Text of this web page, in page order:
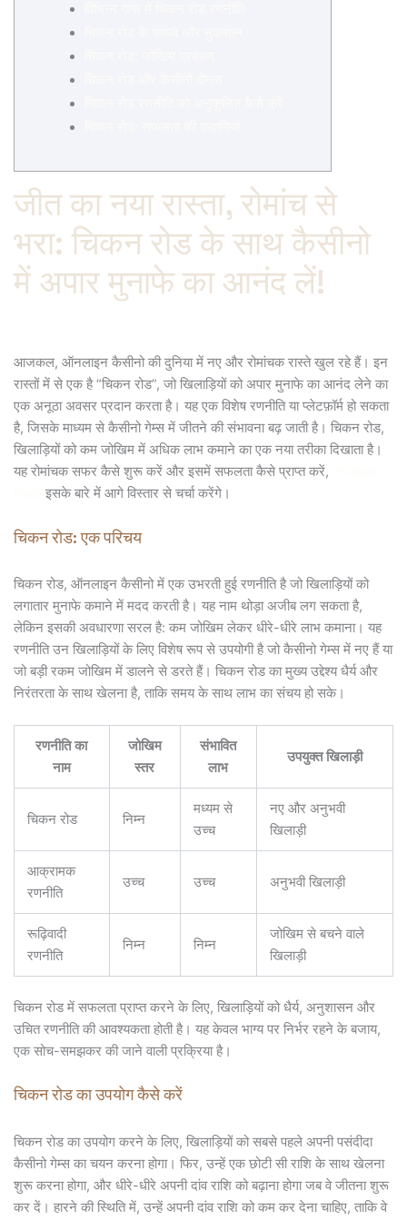
जीत का नया रास्ता, रोमांच से
भरा: चिकन रोड के साथ कैसीनो
में अपार मुनाफे का आनंद लें!
आजकल, ऑनलाइन कैसीनो की दुनिया में नए और रोमांचक रास्ते खुल रहे हैं। इन
रास्तों में से एक है “चिकन रोड”, जो खिलाड़ियों को अपार मुनाफे का आनंद लेने का
एक अनूठा अवसर प्रदान करता है। यह एक विशेष रणनीति या प्लेटफ़ॉर्म हो सकता
है, जिसके माध्यम से कैसीनो गेम्स में जीतने की संभावना बढ़ जाती है। चिकन रोड,
खिलाड़ियों को कम जोखिम में अधिक लाभ कमाने का एक नया तरीका दिखाता है।
यह रोमांचक सफर कैसे शुरू करें और इसमें सफलता कैसे प्राप्त करें,
इसके बारे में आगे विस्तार से चर्चा करेंगे।
चिकन रोड: एक परिचय
चिकन रोड, ऑनलाइन कैसीनो में एक उभरती हुई रणनीति है जो खिलाड़ियों को
लगातार मुनाफे कमाने में मदद करती है। यह नाम थोड़ा अजीब लग सकता है,
लेकिन इसकी अवधारणा सरल है: कम जोखिम लेकर धीरे-धीरे लाभ कमाना। यह
रणनीति उन खिलाड़ियों के लिए विशेष रूप से उपयोगी है जो कैसीनो गेम्स में नए हैं या
जो बड़ी रकम जोखिम में डालने से डरते हैं। चिकन रोड का मुख्य उद्देश्य धैर्य और
निरंतरता के साथ खेलना है, ताकि समय के साथ लाभ का संचय हो सके।
रणनीति का
नाम
जोखिम
स्तर
संभावित
लाभ
उपयुक्त खिलाड़ी
चिकन रोड निम्न
मध्यम से
उच्च
नए और अनुभवी
खिलाड़ी
आक्रामक
रणनीति
उच्च उच्च अनुभवी खिलाड़ी
रूढ़िवादी
रणनीति
निम्न निम्न
जोखिम से बचने वाले
खिलाड़ी
चिकन रोड में सफलता प्राप्त करने के लिए, खिलाड़ियों को धैर्य, अनुशासन और
उचित रणनीति की आवश्यकता होती है। यह केवल भाग्य पर निर्भर रहने के बजाय,
एक सोच-समझकर की जाने वाली प्रक्रिया है।
चिकन रोड का उपयोग कैसे करें
चिकन रोड का उपयोग करने के लिए, खिलाड़ियों को सबसे पहले अपनी पसंदीदा
कैसीनो गेम्स का चयन करना होगा। फिर, उन्हें एक छोटी सी राशि के साथ खेलना
शुरू करना होगा, और धीरे-धीरे अपनी दांव राशि को बढ़ाना होगा जब वे जीतना शुरू
कर दें। हारने की स्थिति में, उन्हें अपनी दांव राशि को कम कर देना चाहिए, ताकि वे